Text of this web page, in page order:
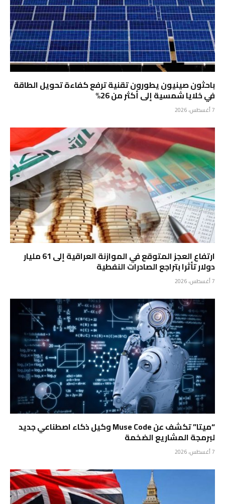
باحثون صينيون يطورون تقنية ترفع كفاءة تحويل الطاقة
في خلايا شمسية إلى أكثر من 26%
7 أغسطس، 2026
ارتفاع العجز المتوقع في الموازنة العراقية إلى 61 مليار
دولار تأثرا بتراجع الصادرات النفطية
7 أغسطس، 2026
“ميتا” تكشف عن Muse Code وكيل ذكاء اصطناعي جديد
لبرمجة المشاريع الضخمة
7 أغسطس، 2026